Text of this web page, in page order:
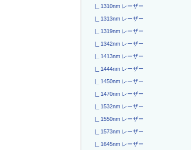
|_ 1310nm レーザー
|_ 1313nm レーザー
|_ 1319nm レーザー
|_ 1342nm レーザー
|_ 1413nm レーザー
|_ 1444nm レーザー
|_ 1450nm レーザー
|_ 1470nm レーザー
|_ 1532nm レーザー
|_ 1550nm レーザー
|_ 1573nm レーザー
|_ 1645nm レーザー